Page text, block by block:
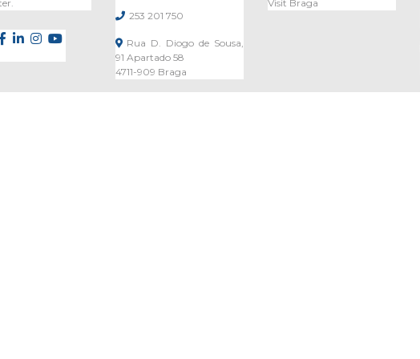
253 201 750
Rua D. Diogo de Sousa,
91 Apartado 58
4711-909 Braga
Visit Braga